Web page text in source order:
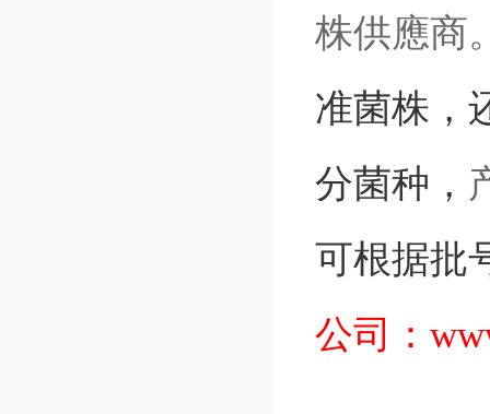
株供應商
准菌株 ，
分菌种，
可根据批
公司：